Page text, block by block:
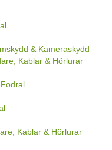
& Kameraskydd
Kablar & Hörlurar
Kablar & Hörlurar